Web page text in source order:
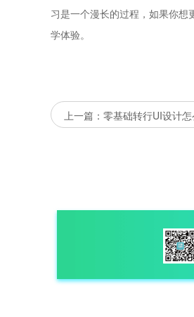
习是一个漫长的过程，如果你想
学体验。
上一篇：零基础转行UI设计怎